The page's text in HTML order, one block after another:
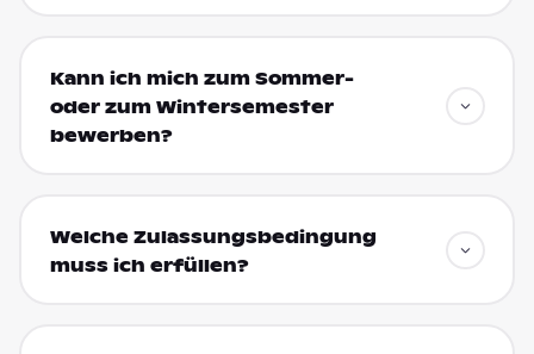
Kann ich mich zum Sommer-
oder zum Wintersemester
bewerben?
Welche Zulassungsbedingung
muss ich erfüllen?